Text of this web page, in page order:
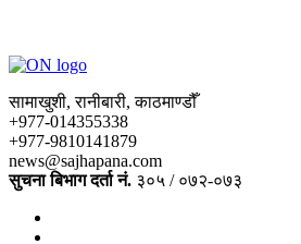
सामाखुशी, रानीबारी, काठमाण्डौँ
+977-014355338
+977-9810141879
news@sajhapana.com
सुचना बिभाग दर्ता नं. ३०५ / ०७२-०७३